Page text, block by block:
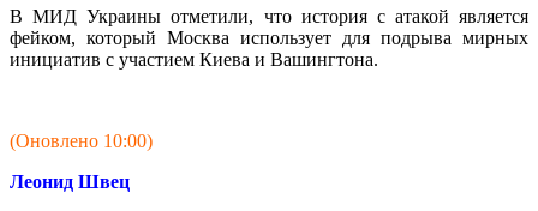
В МИД Украины отметили, что история с атакой является
фейком, который Москва использует для подрыва мирных
инициатив с участием Киева и Вашингтона.
(Оновлено 10:00)
Леонид Швец